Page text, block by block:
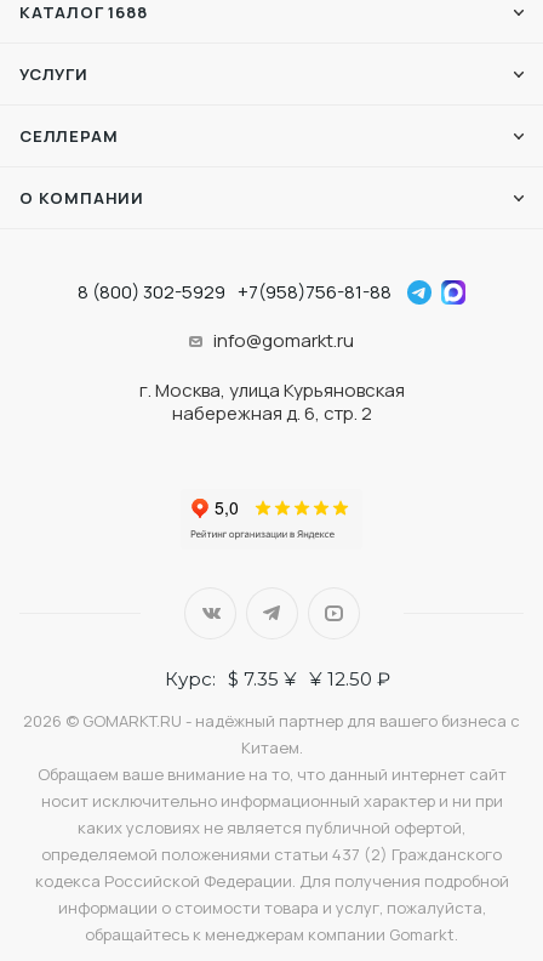
КАТАЛОГ 1688
УСЛУГИ
СЕЛЛЕРАМ
О КОМПАНИИ
8 (800) 302-5929 +7(958)756-81-88
info@gomarkt.ru
г. Москва, улица Курьяновская
набережная д. 6, стр. 2
Курс: $ 7.35 ¥ ¥ 12.50 ₽
2026 © GOMARKT.RU - надёжный партнер для вашего бизнеса с
Китаем.
Обращаем ваше внимание на то, что данный интернет сайт
носит исключительно информационный характер и ни при
каких условиях не является публичной офертой,
определяемой положениями статьи 437 (2) Гражданского
кодекса Российской Федерации. Для получения подробной
информации о стоимости товара и услуг, пожалуйста,
обращайтесь к менеджерам компании Gomarkt.